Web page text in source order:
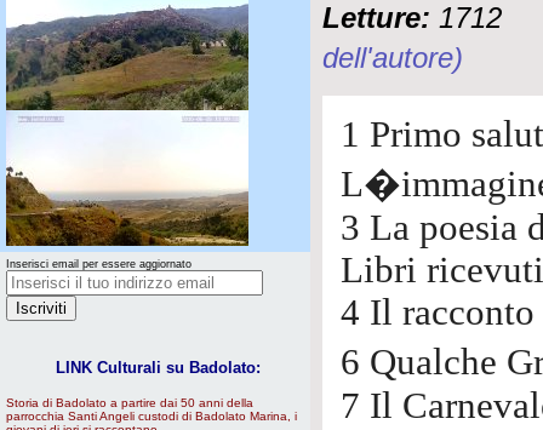
Inserisci email per essere aggiornato
LINK Culturali su Badolato:
Storia di Badolato a partire dai 50 anni della
parrocchia Santi Angeli custodi di Badolato Marina, i
Letture: 1712
dell'autore)
1 Primo
3 La poesia
Libri
4 Il
6 Qualche
7 Il